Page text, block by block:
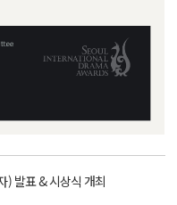
) 발표 & 시상식 개최